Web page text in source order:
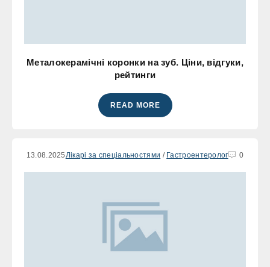
Металокерамічні коронки на зуб. Ціни, відгуки,
рейтинги
READ MORE
13.08.2025 Лікарі за спеціальностями / Гастроентеролог 0